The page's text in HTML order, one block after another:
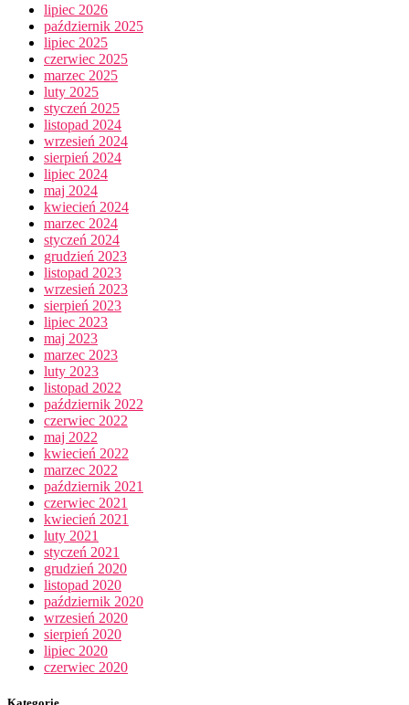
lipiec 2026
październik 2025
lipiec 2025
czerwiec 2025
marzec 2025
luty 2025
styczeń 2025
listopad 2024
wrzesień 2024
sierpień 2024
lipiec 2024
maj 2024
kwiecień 2024
marzec 2024
styczeń 2024
grudzień 2023
listopad 2023
wrzesień 2023
sierpień 2023
lipiec 2023
maj 2023
marzec 2023
luty 2023
listopad 2022
październik 2022
czerwiec 2022
maj 2022
kwiecień 2022
marzec 2022
październik 2021
czerwiec 2021
kwiecień 2021
luty 2021
styczeń 2021
grudzień 2020
listopad 2020
październik 2020
wrzesień 2020
sierpień 2020
lipiec 2020
czerwiec 2020